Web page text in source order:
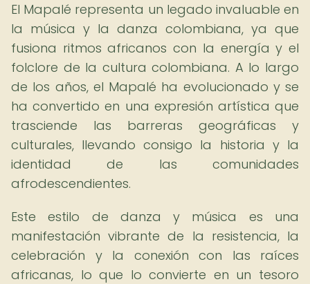
El Mapalé representa un legado invaluable en
la música y la danza colombiana, ya que
fusiona ritmos africanos con la energía y el
folclore de la cultura colombiana. A lo largo
de los años, el Mapalé ha evolucionado y se
ha convertido en una expresión artística que
trasciende las barreras geográficas y
culturales, llevando consigo la historia y la
identidad de las comunidades
afrodescendientes.
Este estilo de danza y música es una
manifestación vibrante de la resistencia, la
celebración y la conexión con las raíces
africanas, lo que lo convierte en un tesoro